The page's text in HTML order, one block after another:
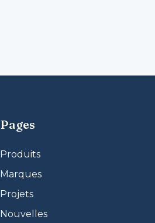
Pages
Produits
Marques
Projets
Nouvelles